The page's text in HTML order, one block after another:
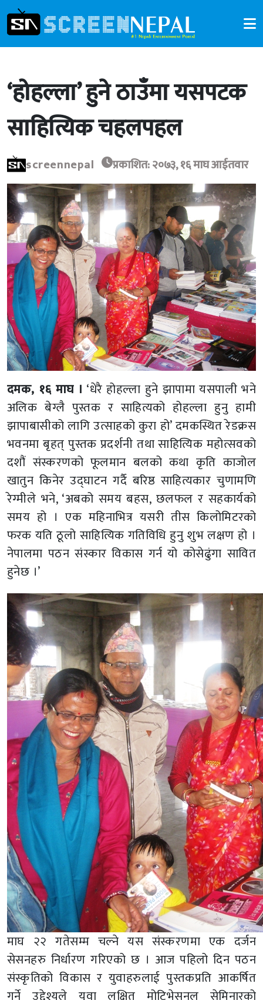
‘होहल्ला’ हुने ठाउँमा यसपटक
साहित्यिक चहलपहल
screennepal प्रकाशित: २०७३, १६ माघ आईतवार
दमक, १६ माघ । ‘धेरै होहल्ला हुने झापामा यसपाली भने
अलिक बेग्लै पुस्तक र साहित्यको होहल्ला हुनु हामी
झापाबासीको लागि उत्साहको कुरा हो’ दमकस्थित रेडक्रस
भवनमा बृहत् पुस्तक प्रदर्शनी तथा साहित्यिक महोत्सवको
दशौं संस्करणको फूलमान बलको कथा कृति काजोल
खातुन किनेर उद्घाटन गर्दै बरिष्ठ साहित्यकार चुणामणि
रेग्मीले भने, ‘अबको समय बहस, छलफल र सहकार्यको
समय हो । एक महिनाभित्र यसरी तीस किलोमिटरको
फरक यति ठूलो साहित्यिक गतिविधि हुनु शुभ लक्षण हो ।
नेपालमा पठन संस्कार विकास गर्न यो कोसेढुंगा सावित
हुनेछ ।’
माघ २२ गतेसम्म चल्ने यस संस्करणमा एक दर्जन
सेसनहरु निर्धारण गरिएको छ । आज पहिलो दिन पठन
संस्कृतिको विकास र युवाहरुलाई पुस्तकप्रति आकर्षित